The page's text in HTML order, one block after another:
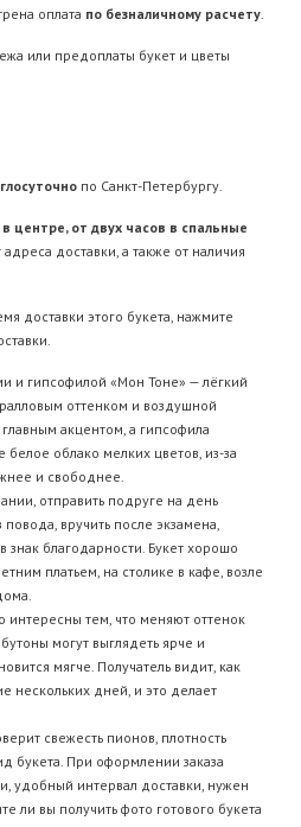
оплата по безналичному расчету.
или предоплаты букет и цветы
по Санкт-Петербургу.
центре, от двух часов в спальные
адреса доставки, а также от наличия
доставки этого букета, нажмите
и гипсофилой «Мон Тоне» — лёгкий
оттенком и воздушной
акцентом, а гипсофила
белое облако мелких цветов, из-за
и свободнее.
отправить подруге на день
вручить после экзамена,
знак благодарности. Букет хорошо
платьем, на столике в кафе, возле
тем, что меняют оттенок
могут выглядеть ярче и
мягче. Получатель видит, как
нескольких дней, и это делает
свежесть пионов, плотность
букета. При оформлении заказа
удобный интервал доставки, нужен
ли вы получить фото готового букета